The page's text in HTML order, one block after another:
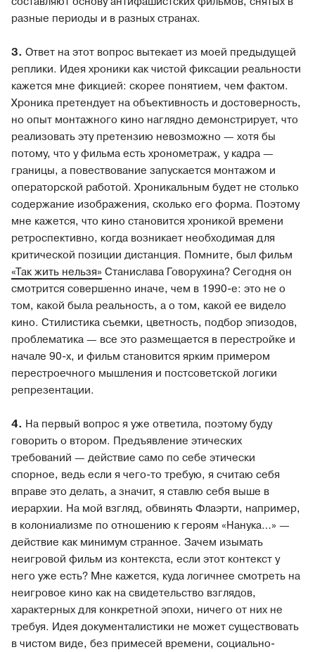
разные периоды и в разных странах.
3. Ответ на этот вопрос вытекает из моей предыдущей
реплики. Идея хроники как чистой фиксации реальности
кажется мне фикцией: скорее понятием, чем фактом.
Хроника претендует на объективность и достоверность,
но опыт монтажного кино наглядно демонстрирует, что
реализовать эту претензию невозможно — хотя бы
потому, что у фильма есть хронометраж, у кадра —
границы, а повествование запускается монтажом и
операторской работой. Хроникальным будет не столько
содержание изображения, сколько его форма. Поэтому
мне кажется, что кино становится хроникой времени
ретроспективно, когда возникает необходимая для
критической позиции дистанция. Помните, был фильм
«Так жить нельзя» Станислава Говорухина? Сегодня он
смотрится совершенно иначе, чем в 1990-е: это не о
том, какой была реальность, а о том, какой ее видело
кино. Стилистика съемки, цветность, подбор эпизодов,
проблематика — все это размещается в перестройке и
начале 90-х, и фильм становится ярким примером
перестроечного мышления и постсоветской логики
репрезентации.
4. На первый вопрос я уже ответила, поэтому буду
говорить о втором. Предъявление этических
требований — действие само по себе этически
спорное, ведь если я чего-то требую, я считаю себя
вправе это делать, а значит, я ставлю себя выше в
иерархии. На мой взгляд, обвинять Флаэрти, например,
в колониализме по отношению к героям «Нанука…» —
действие как минимум странное. Зачем изымать
неигровой фильм из контекста, если этот контекст у
него уже есть? Мне кажется, куда логичнее смотреть на
неигровое кино как на свидетельство взглядов,
характерных для конкретной эпохи, ничего от них не
требуя. Идея документалистики не может существовать
в чистом виде, без примесей времени, социально-